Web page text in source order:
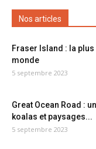
Nos articles
Fraser Island : la
monde
5 septembre 2023
Great Ocean Road :
koalas et paysages...
5 septembre 2023